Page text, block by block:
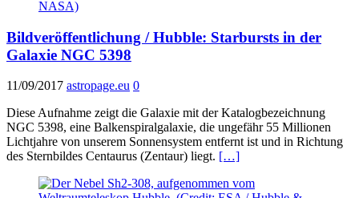
Bildveröffentlichung / Hubble: Starbursts in der
Galaxie NGC 5398
11/09/2017 astropage.eu 0
Diese Aufnahme zeigt die Galaxie mit der Katalogbezeichnung
NGC 5398, eine Balkenspiralgalaxie, die ungefähr 55 Millionen
Lichtjahre von unserem Sonnensystem entfernt ist und in Richtung
des Sternbildes Centaurus (Zentaur) liegt. […]